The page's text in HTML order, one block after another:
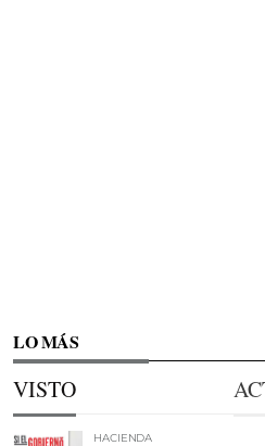
LO MÁS
VISTO
HACIENDA